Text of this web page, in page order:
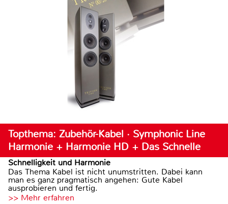
Topthema: Zubehör-Kabel · Symphonic Line
Harmonie + Harmonie HD + Das Schnelle
Schnelligkeit und Harmonie
Das Thema Kabel ist nicht unumstritten. Dabei kann
man es ganz pragmatisch angehen: Gute Kabel
ausprobieren und fertig.
>> Mehr erfahren